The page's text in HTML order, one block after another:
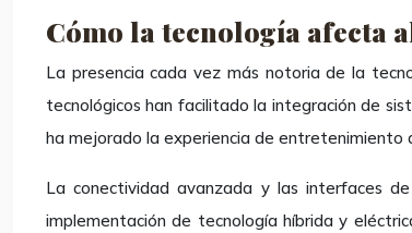
Cómo la tecnología afecta
La presencia cada vez más notoria de la
tecnológicos han facilitado la integración de
ha mejorado la experiencia de entretenimiento
La conectividad avanzada y las interfaces
implementación de tecnología híbrida y